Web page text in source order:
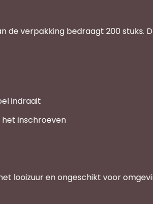
de verpakking bedraagt 200 stuks.
indraait
inschroeven
looizuur en ongeschikt voor